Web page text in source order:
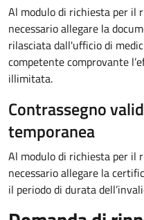
Al modulo di richiesta per il
necessario allegare la
rilasciata dall'ufficio di
competente comprovante
illimitata.
Contrassegno
temporanea
Al modulo di richiesta per il
necessario allegare la
il periodo di durata